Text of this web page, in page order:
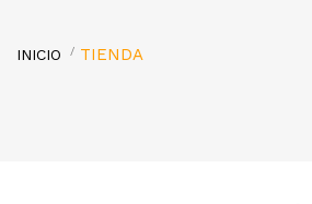
INICIO TIENDA